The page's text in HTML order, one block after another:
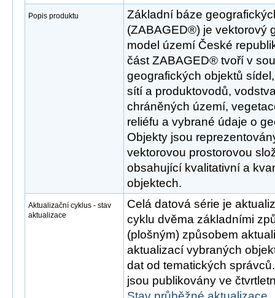
Popis produktu
Základní báze
(ZABAGED®) je vektorový
model území České
část ZABAGED® tvoří v
geografických objektů
sítí a produktovodů,
chráněných území,
reliéfu a vybrané údaje o
Objekty jsou
vektorovou prostorovou
obsahující kvalitativní a
objektech.
Aktualizační cyklus - stav
aktualizace
Celá datová série je
cyklu dvěma základními
(plošným) způsobem
aktualizací vybraných
dat od tematických
jsou publikovány ve